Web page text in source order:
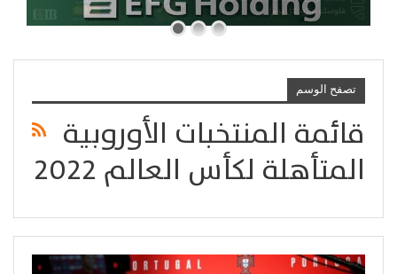
تصفح الوسم
قائمة المنتخبات الأوروبية
المتأهلة لكأس العالم 2022